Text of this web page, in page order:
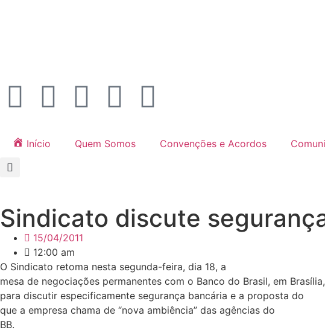
Início Quem Somos Convenções e Acordos
Sindicato discute
15/04/2011
12:00 am
O Sindicato retoma nesta segunda-feira, dia 18, a
mesa de negociações permanentes com o Banco do Brasil, em Brasília,
para discutir especificamente segurança bancária e a proposta do
que a empresa chama de “nova ambiência” das agências do
BB.